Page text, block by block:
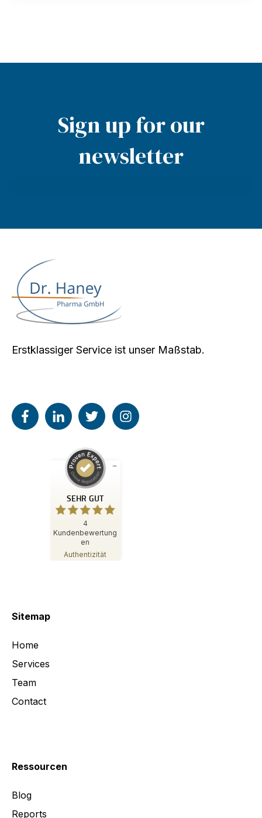
Sign up for our
newsletter
Erstklassiger Service ist unser Maßstab.
SEHR GUT
4
Kundenbewertung
en
Authentizität
Kundenbewertungen und Erfahrungen zu
Dr. Haney Pharma GmbH
Empfehlungen auf
Sitemap
Home
Services
Team
Contact
Ressourcen
Blog
Reports